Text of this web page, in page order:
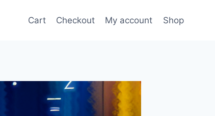
Cart Checkout My account Shop